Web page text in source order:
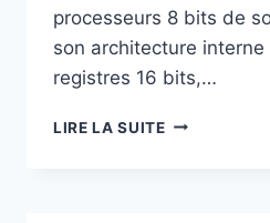
processeurs 8 bits de
son architecture
registres 16 bits,…
LIRE LA SUITEMOTOROLA